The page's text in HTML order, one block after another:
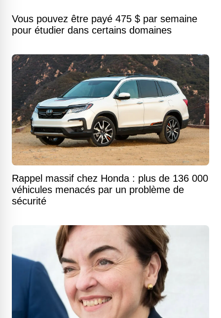
Vous pouvez être payé 475 $ par semaine
pour étudier dans certains domaines
Rappel massif chez Honda : plus de 136 000
véhicules menacés par un problème de
sécurité